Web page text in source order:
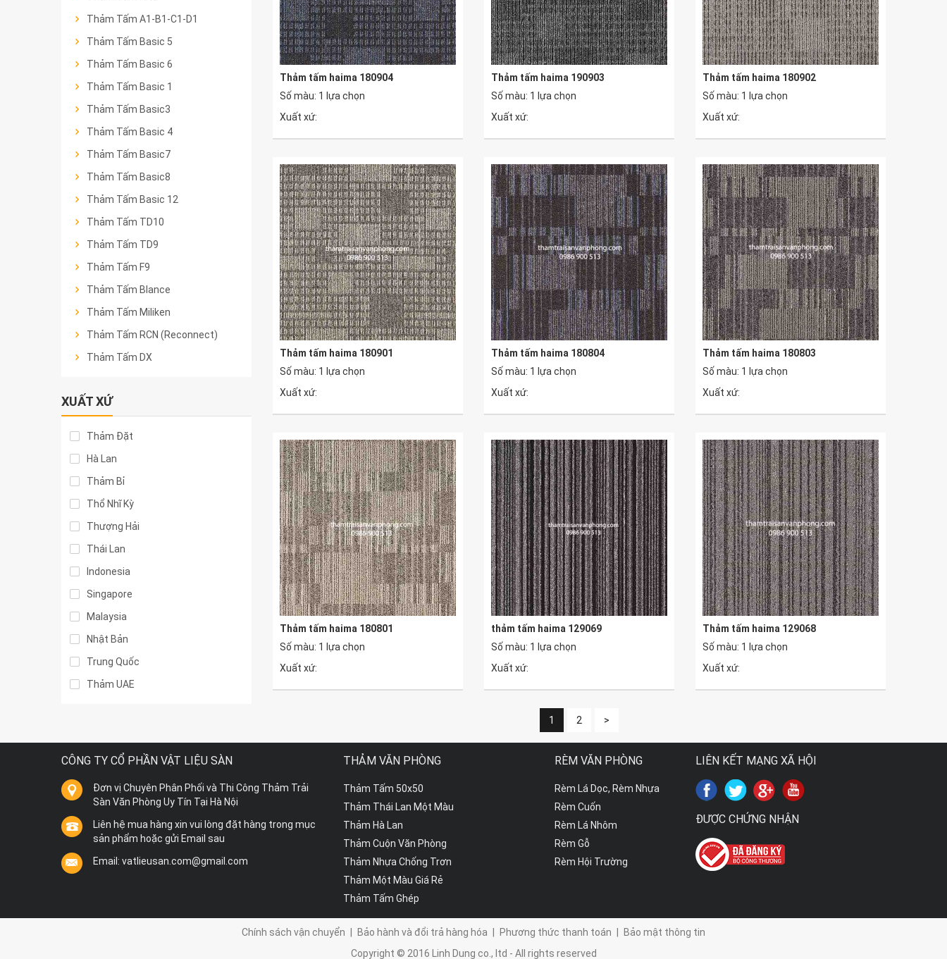
Thảm Tấm A1-B1-C1-D1
Thảm Tấm Basic 5
Thảm Tấm Basic 6
Thảm Tấm Basic 1
Thảm Tấm Basic3
Thảm Tấm Basic 4
Thảm Tấm Basic7
Thảm Tấm Basic8
Thảm Tấm Basic 12
Thảm Tấm TD10
Thảm Tấm TD9
Thảm Tấm F9
Thảm Tấm Blance
Thảm Tấm Miliken
Thảm Tấm RCN (Reconnect)
Thảm Tấm DX
XUẤT XỨ
Thảm Đặt
Hà Lan
Thảm Bỉ
Thổ Nhĩ Kỳ
Thượng Hải
Thái Lan
Indonesia
Singapore
Malaysia
Nhật Bản
Trung Quốc
Thảm UAE
Thảm tấm haima 180904
Số màu: 1 lựa chọn
Xuất xứ:
Thảm tấm haima 190903
Số màu: 1 lựa chọn
Xuất xứ:
Thảm tấm haima 180902
Số màu: 1 lựa chọn
Xuất xứ:
Thảm tấm haima 180901
Số màu: 1 lựa chọn
Xuất xứ:
Thảm tấm haima 180804
Số màu: 1 lựa chọn
Xuất xứ:
Thảm tấm haima 180803
Số màu: 1 lựa chọn
Xuất xứ:
Thảm tấm haima 180801
Số màu: 1 lựa chọn
Xuất xứ:
thảm tấm haima 129069
Số màu: 1 lựa chọn
Xuất xứ:
Thảm tấm haima 129068
Số màu: 1 lựa chọn
Xuất xứ:
1 2 >
CÔNG TY CỔ PHẦN VẬT LIỆU SÀN
Đơn vị Chuyên Phân Phối và Thi Công Thảm Trải
Sàn Văn Phòng Uy Tín Tại Hà Nội
Liên hệ mua hàng xin vui lòng đặt hàng trong mục
sản phẩm hoặc gửi Email sau
Email: vatlieusan.com@gmail.com
THẢM VĂN PHÒNG
Thảm Tấm 50x50
Thảm Thái Lan Một Màu
Thảm Hà Lan
Thảm Cuộn Văn Phòng
Thảm Nhựa Chống Trơn
Thảm Một Màu Giá Rẻ
Thảm Tấm Ghép
RÈM VĂN PHÒNG
Rèm Lá Dọc, Rèm Nhựa
Rèm Cuốn
Rèm Lá Nhôm
Rèm Gỗ
Rèm Hội Trường
LIÊN KẾT MẠNG XÃ HỘI
ĐƯỢC CHỨNG NHẬN
Chính sách vận chuyển Bảo hành và đổi trả hàng hóa Phương thức thanh toán
Bảo mật thông tin
Copyright © 2016 Linh Dung co., ltd - All rights reserved